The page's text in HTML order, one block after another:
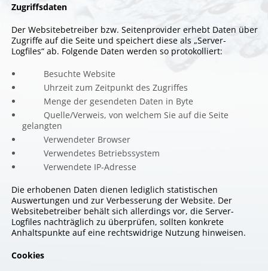
Zugriffsdaten
Der Websitebetreiber bzw. Seitenprovider erhebt Daten über
Zugriffe auf die Seite und speichert diese als „Server-
Logfiles“ ab. Folgende Daten werden so protokolliert:
Besuchte Website
Uhrzeit zum Zeitpunkt des Zugriffes
Menge der gesendeten Daten in Byte
Quelle/Verweis, von welchem Sie auf die Seite
gelangten
Verwendeter Browser
Verwendetes Betriebssystem
Verwendete IP-Adresse
Die erhobenen Daten dienen lediglich statistischen
Auswertungen und zur Verbesserung der Website. Der
Websitebetreiber behält sich allerdings vor, die Server-
Logfiles nachträglich zu überprüfen, sollten konkrete
Anhaltspunkte auf eine rechtswidrige Nutzung hinweisen.
Cookies